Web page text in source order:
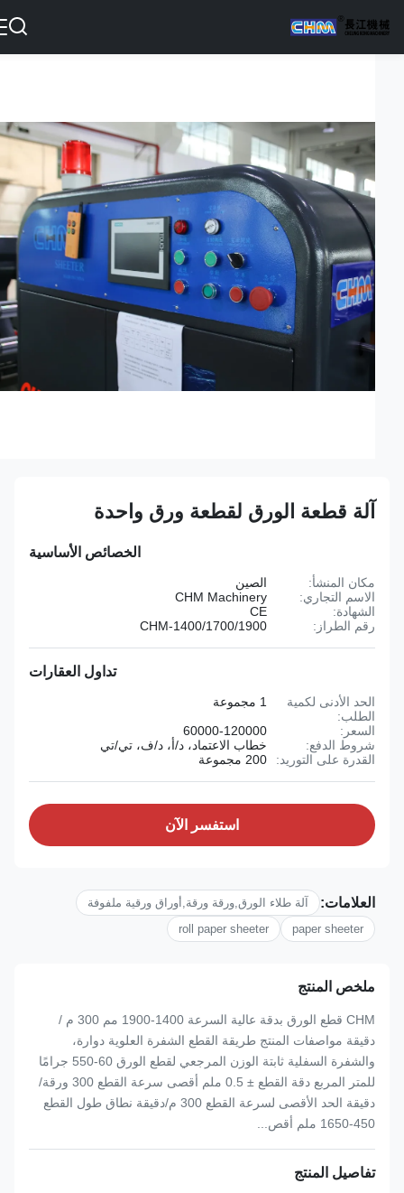
آلة قطعة الورق لقطعة ورق واحدة
الخصائص الأساسية
مكان المنشأ:
الصين
الاسم التجاري:
CHM Machinery
الشهادة:
رقم الطراز:
CHM-1400/1700/1900
تداول العقارات
الحد الأدنى لكمية
الطلب:
1 مجموعة
السعر:
60000-120000
شروط الدفع:
خطاب الاعتماد، د/أ، د/ف، تي/تي
القدرة على التوريد:
200 مجموعة
استفسر الآن
العلامات:
آلة طلاء الورق,ورقة ورقة,أوراق ورقية ملفوفة
paper sheeter
roll paper sheeter
ملخص المنتج
CHM قطع الورق بدقة عالية السرعة 1400-1900 مم 300 م /
دقيقة مواصفات المنتج طريقة القطع الشفرة العلوية دوارة،
والشفرة السفلية ثابتة الوزن المرجعي لقطع الورق 60-550 جرامًا
للمتر المربع دقة القطع ± 0.5 ملم أقصى سرعة القطع 300 ورقة/
دقيقة الحد الأقصى لسرعة القطع 300 م/دقيقة نطاق طول القطع
تفاصيل المنتج